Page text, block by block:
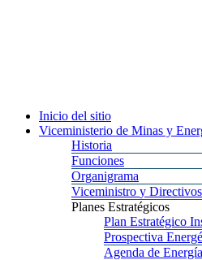
Inicio del sitio
Viceministerio de Minas y
Historia
Funciones
Organigrama
Viceministro y Directivos
Planes Estratégicos
Plan Estratégico
Prospectiva
Agenda de